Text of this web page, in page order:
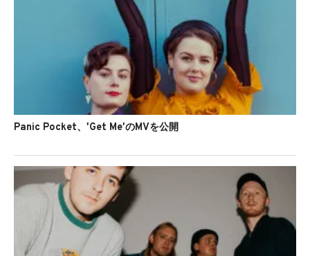
Panic Pocket、'Get Me'のMVを公開